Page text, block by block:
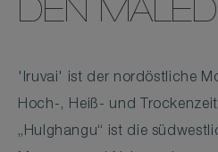
DEN
'Iruvai' ist der nordöstliche
Hoch-, Heiß- und
„Hulghangu“ ist die